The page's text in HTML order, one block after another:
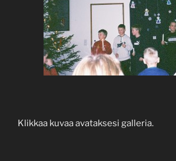
Klikkaa kuvaa avataksesi galleria.